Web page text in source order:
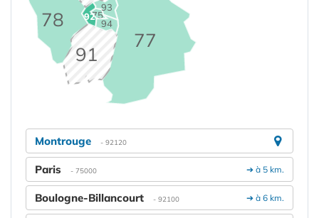
75
77
78
91
92
93
94
Montrouge - 92120
➔ à 5 km.
Paris - 75000
➔ à 6 km.
Boulogne-Billancourt - 92100